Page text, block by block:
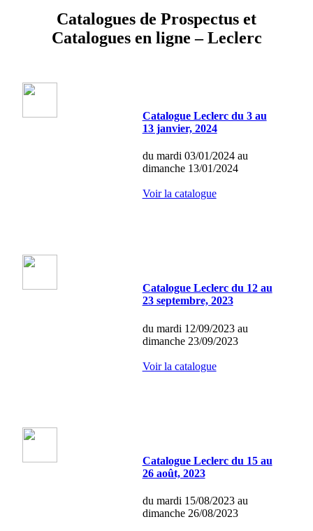
Catalogues de Prospectus et
Catalogues en ligne – Leclerc
Catalogue Leclerc du 3 au
13 janvier, 2024
du mardi 03/01/2024 au
dimanche 13/01/2024
Voir la catalogue
Catalogue Leclerc du 12 au
23 septembre, 2023
du mardi 12/09/2023 au
dimanche 23/09/2023
Voir la catalogue
Catalogue Leclerc du 15 au
26 août, 2023
du mardi 15/08/2023 au
dimanche 26/08/2023